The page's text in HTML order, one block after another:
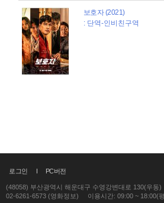
보호자 (2021)
: 단역-인비친구역
로그인 PC버전
(48058) 부산광역시 해운대구 수영강변대로 130(우동)
02-6261-6573 (영화정보)
이용시간: 09:00 ~ 18:00(